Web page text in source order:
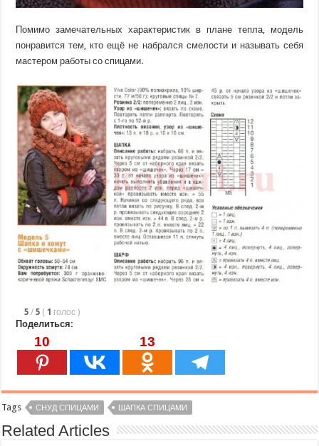
Помимо замечательных характеристик в плане тепла, модель
понравится тем, кто ещё не набрался смелости и называть себя
мастером работы со спицами.
5 / 5 ( 1 голос)
Поделиться:
10 13
Tags СНУД СПИЦАМИ ШАПКА СПИЦАМИ
Related Articles